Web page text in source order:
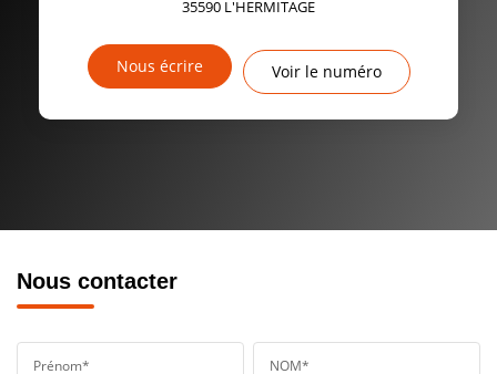
35590 L'HERMITAGE
Nous écrire Voir le numéro
Nous contacter
Prénom* NOM*